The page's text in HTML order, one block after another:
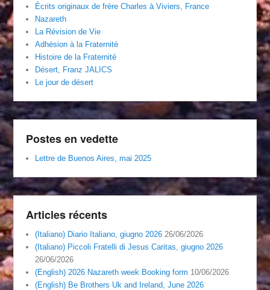
Écrits originaux de frère Charles à Viviers, France
Nazareth
La Révision de Vie
Adhésion à la Fraternité
Histoire de la Fraternité
Désert, Franz JALICS
Le jour de désert
Postes en vedette
Lettre de Buenos Aires, mai 2025
Articles récents
(Italiano) Diario Italiano, giugno 2026 26/06/2026
(Italiano) Piccoli Fratelli di Jesus Caritas, giugno 2026
26/06/2026
(English) 2026 Nazareth week Booking form 10/06/2026
(English) Be Brothers Uk and Ireland, June 2026